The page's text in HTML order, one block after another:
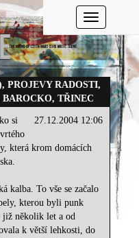
Toggle
PROJEVY RADOSTI,
BAROCKO, TŘINEC
27.12.2004 12:06
si
která krom domácích
kalba. To vše se začalo
kterou byli punk
již několik let a od
k větší lehkosti, do